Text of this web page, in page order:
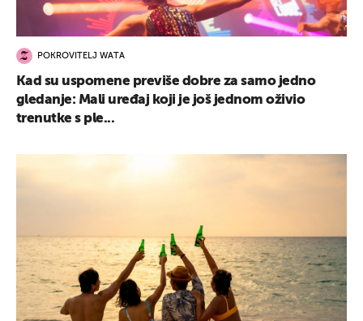
POKROVITELJ WATA
Kad su uspomene previše dobre za samo jedno
gledanje: Mali uređaj koji je još jednom oživio
trenutke s ple...